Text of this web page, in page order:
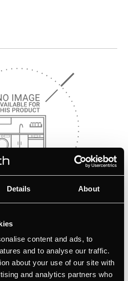
Details About
content and ads, to
and to analyse our traffic.
about your use of our site with
and analytics partners who
Stali Nierdzewnej